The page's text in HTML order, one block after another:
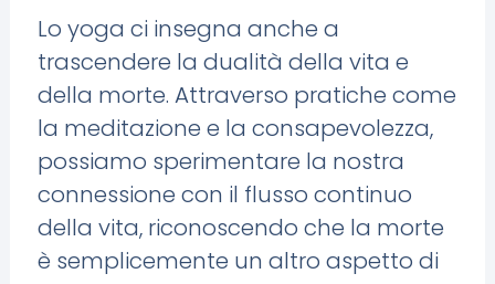
Lo yoga ci insegna anche a
trascendere la dualità della vita e
della morte. Attraverso pratiche come
la meditazione e la consapevolezza,
possiamo sperimentare la nostra
connessione con il flusso continuo
della vita, riconoscendo che la morte
è semplicemente un altro aspetto di